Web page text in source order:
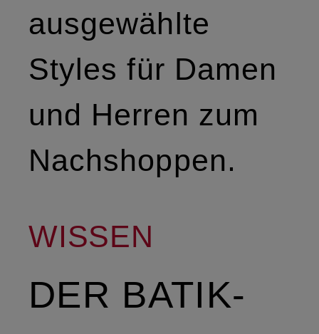
ausgewählte
Styles für Damen
und Herren zum
Nachshoppen.
WISSEN
DER BATIK-